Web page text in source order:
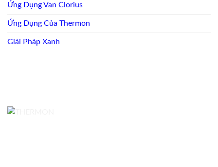
Ứng Dụng Van Clorius
Ứng Dụng Của Thermon
Giải Pháp Xanh